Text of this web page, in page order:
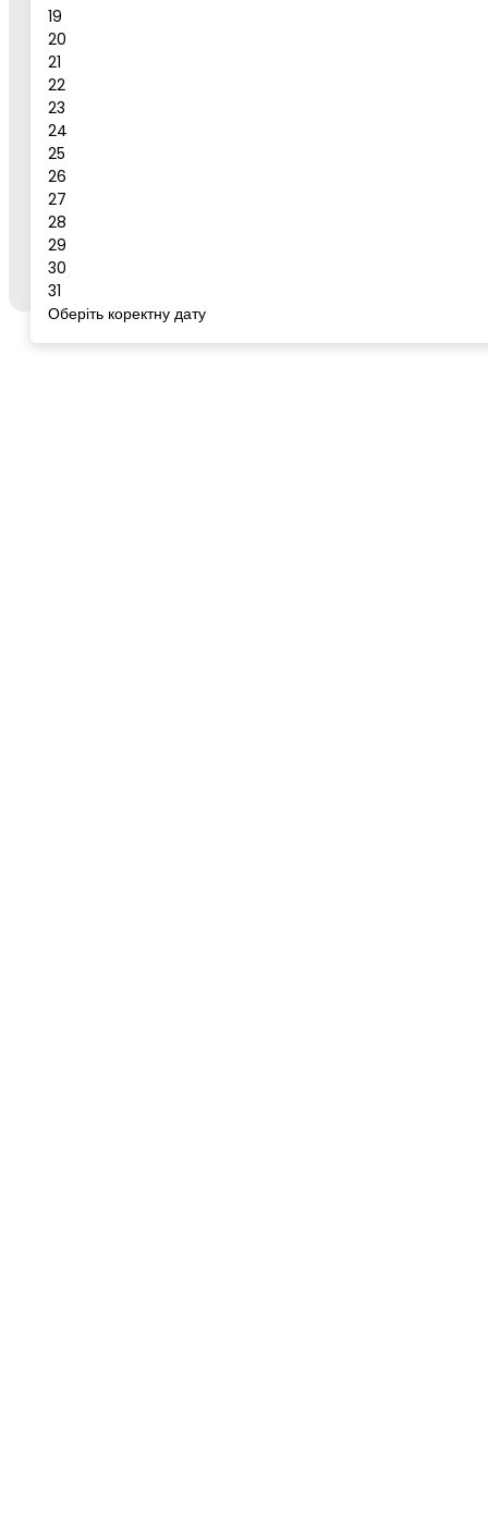
19
20
21
22
23
24
25
26
27
28
29
30
31
Оберіть коректну дату
Повідомлення
Щоб забронювати готель або тур, відкрийте цей
сервіс із сторінки бажаного готелю/туру на